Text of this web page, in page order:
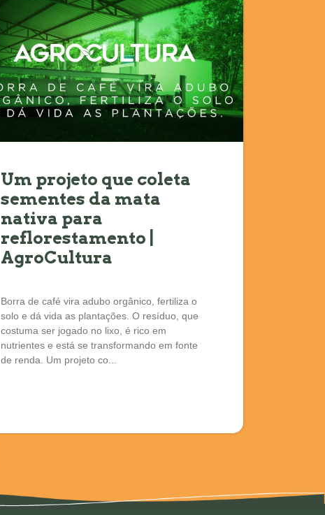
Um projeto que coleta
sementes da mata
nativa para
reflorestamento |
AgroCultura
Borra de café vira adubo orgânico, fertiliza o
solo e dá vida as plantações. O resíduo, que
costuma ser jogado no lixo, é rico em
nutrientes e está se transformando em fonte
de renda. Um projeto co...